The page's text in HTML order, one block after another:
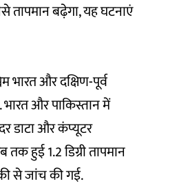
बढ़ेगा, यह घटनाएं
भारत और दक्षिण-पूर्व
और पाकिस्तान में
डाटा और कंप्यूटर
हुई 1.2 डिग्री तापमान
से जांच की गई.